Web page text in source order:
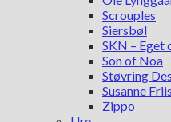
Scrouples
Siersbøl
SKN – Eget
Son of Noa
Støvring
Susanne
Zippo